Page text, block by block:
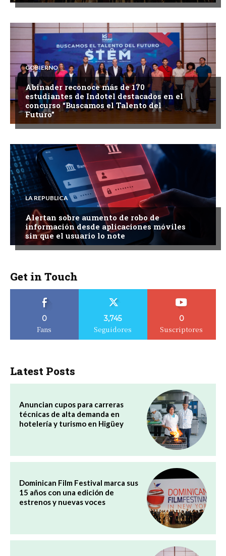
GOBIERNO
Abinader reconoce más de 170
estudiantes de Indotel destacados en el
concurso “Buscamos el Talento del
Futuro”
LA REPUBLICA
Alertan sobre aumento de robo de
información desde aplicaciones móviles
sin que el usuario lo note
Get in Touch
0
Fans
3,745
Seguidores
0
Suscriptores
Latest Posts
Anuncian cupos para carreras
técnicas de alta demanda en
hotelería y turismo en Higüey
Dominican Film Festival marca sus
15 años con una edición de
estrenos y nuevas voces